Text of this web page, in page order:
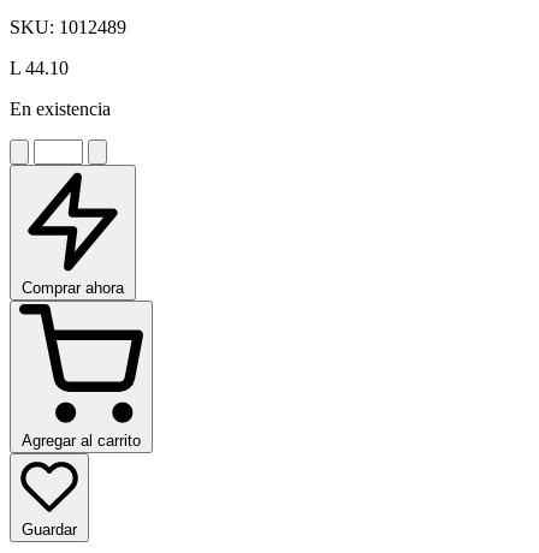
SKU: 1012489
L 44.10
En existencia
Comprar ahora
Agregar al carrito
Guardar